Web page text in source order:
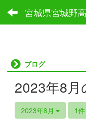
宮城県宮城野
ブログ
2023年8月
2023年8月 1件